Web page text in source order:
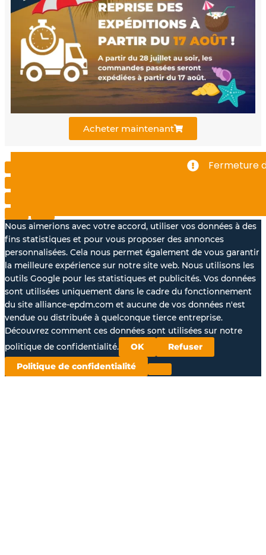
e
b
o
o
k
-
t
u
b
e
k
e
d
i
n
Acheter maintenant
Fermeture
Nous aimerions avec votre accord, utiliser vos données à des
fins statistiques et pour vous proposer des annonces
personnalisées. Cela nous permet également de vous garantir
la meilleure expérience sur notre site web. Nous utilisons les
outils Google pour les statistiques et publicités. Vos données
sont utilisées uniquement dans le cadre du fonctionnement
du site alliance-epdm.com et aucune de vos données n'est
vendue ou distribuée à quelconque tierce entreprise.
Découvrez comment ces données sont utilisées sur notre
politique de confidentialité.
OK Refuser
Politique de confidentialité